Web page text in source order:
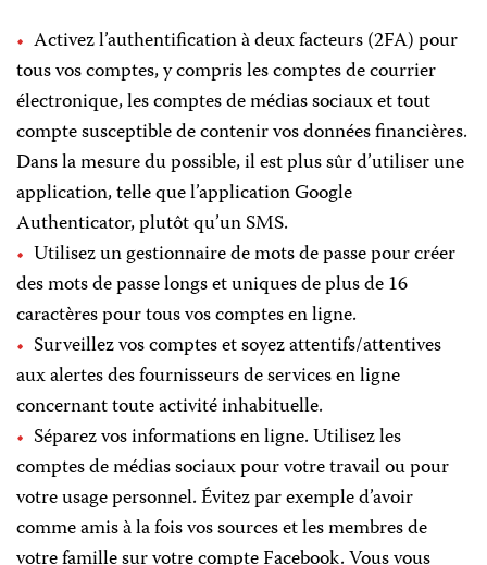
Activez l’authentification à deux facteurs (2FA) pour
tous vos comptes, y compris les comptes de courrier
électronique, les comptes de médias sociaux et tout
compte susceptible de contenir vos données financières.
Dans la mesure du possible, il est plus sûr d’utiliser une
application, telle que l’application Google
Authenticator, plutôt qu’un SMS.
Utilisez un gestionnaire de mots de passe pour créer
des mots de passe longs et uniques de plus de 16
caractères pour tous vos comptes en ligne.
Surveillez vos comptes et soyez attentifs/attentives
aux alertes des fournisseurs de services en ligne
concernant toute activité inhabituelle.
Séparez vos informations en ligne. Utilisez les
comptes de médias sociaux pour votre travail ou pour
votre usage personnel. Évitez par exemple d’avoir
comme amis à la fois vos sources et les membres de